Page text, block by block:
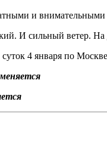
и внимательными
И сильный ветер. На
4 января по